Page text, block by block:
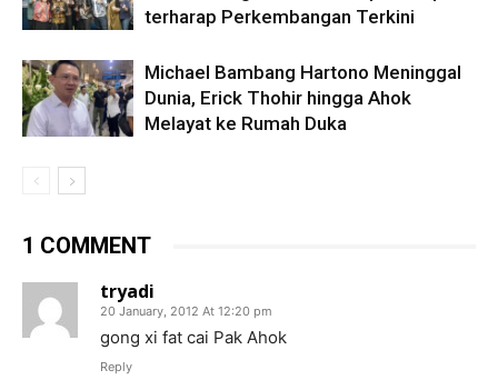
terharap Perkembangan Terkini
Michael Bambang Hartono Meninggal
Dunia, Erick Thohir hingga Ahok
Melayat ke Rumah Duka
1 COMMENT
tryadi
20 January, 2012 At 12:20 pm
gong xi fat cai Pak Ahok
Reply